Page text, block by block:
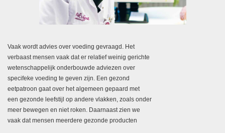
Vaak wordt advies over voeding gevraagd. Het
verbaast mensen vaak dat er relatief weinig gerichte
wetenschappelijk onderbouwde adviezen over
specifeke voeding te geven zijn. Een gezond
eetpatroon gaat over het algemeen gepaard met
een gezonde leefstijl op andere vlakken, zoals onder
meer bewegen en niet roken. Daarnaast zien we
vaak dat mensen meerdere gezonde producten